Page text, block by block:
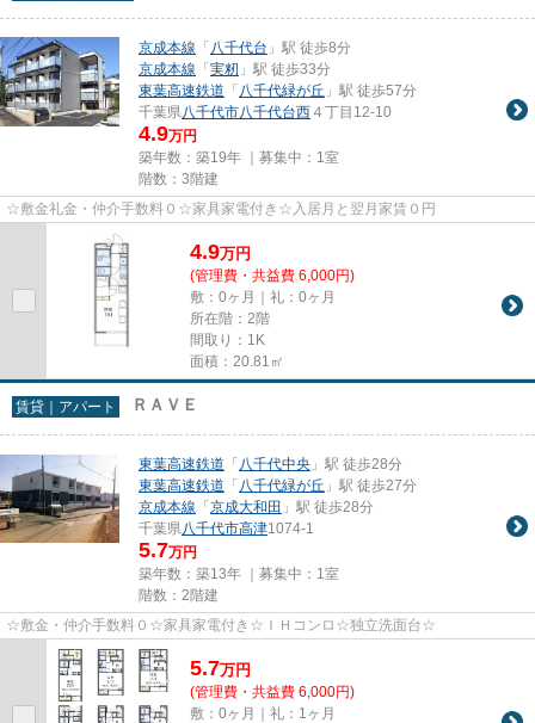
京成本線 「 八千代台 」駅 徒歩8分
京成本線 「 実籾 」駅 徒歩33分
東葉高速鉄道 「 八千代緑が丘 」駅 徒歩57分
千葉県八千代市八千代台西 ４丁目12-10
4.9万円
築年数：築19年 ｜募集中： 1室
階数：3階建
☆敷金礼金・仲介手数料０☆家具家電付き☆入居月と翌月家賃０円
4.9万円
(管理費・共益費 6,000円)
敷：0ヶ月｜礼：0ヶ月
所在階：2階
間取り：1K
面積：20.81㎡
賃貸｜アパート ＲＡＶＥ
東葉高速鉄道 「 八千代中央 」駅 徒歩28分
東葉高速鉄道 「 八千代緑が丘 」駅 徒歩27分
京成本線 「 京成大和田 」駅 徒歩28分
千葉県八千代市高津1074-1
5.7万円
築年数：築13年 ｜募集中： 1室
階数：2階建
☆敷金・仲介手数料０☆家具家電付き☆ＩＨコンロ☆独立洗面台☆
5.7万円
(管理費・共益費 6,000円)
敷：0ヶ月｜礼：1ヶ月